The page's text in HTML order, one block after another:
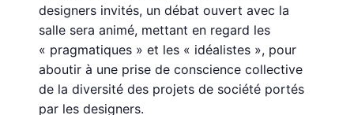
designers invités, un débat ouvert avec la
salle sera animé, mettant en regard les
« pragmatiques » et les « idéalistes », pour
aboutir à une prise de conscience collective
de la diversité des projets de société portés
par les designers.